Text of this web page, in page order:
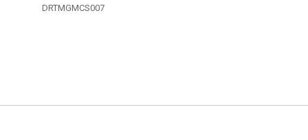
DRTMGMCS007